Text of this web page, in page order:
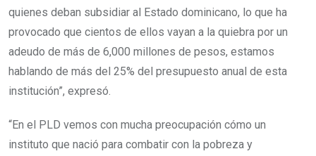
quienes deban subsidiar al Estado dominicano, lo que ha
provocado que cientos de ellos vayan a la quiebra por un
adeudo de más de 6,000 millones de pesos, estamos
hablando de más del 25% del presupuesto anual de esta
institución”, expresó.
“En el PLD vemos con mucha preocupación cómo un
instituto que nació para combatir con la pobreza y